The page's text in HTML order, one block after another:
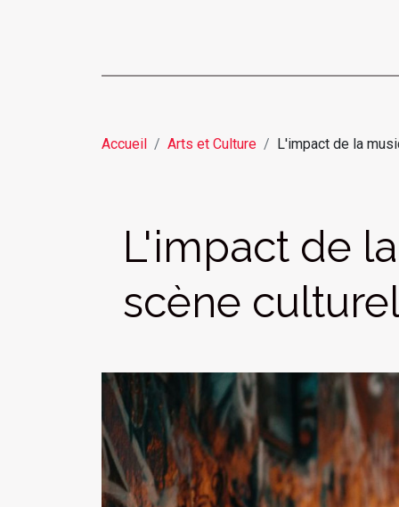
Accueil Arts et Culture L'impact de la
L'impact de
scène